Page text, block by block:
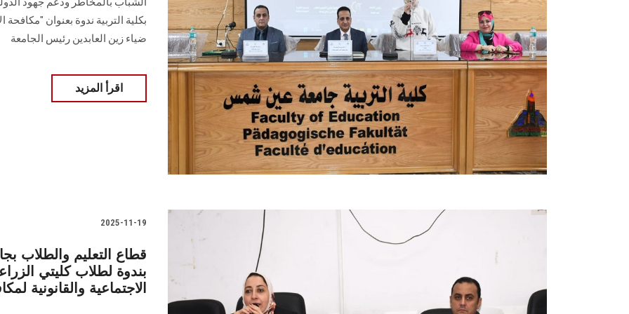
بكلية التربية ندوة بعنوان
ضياء زين العابدين رئيس الجامعة
اقرأ المزيد
2025-11-19
قطاع التعليم والطلاب
بندوة لطلاب كليتي
الاجتماعية والقانونية